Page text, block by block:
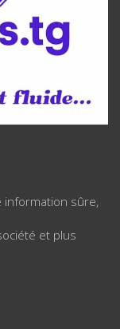
information sûre,
et plus